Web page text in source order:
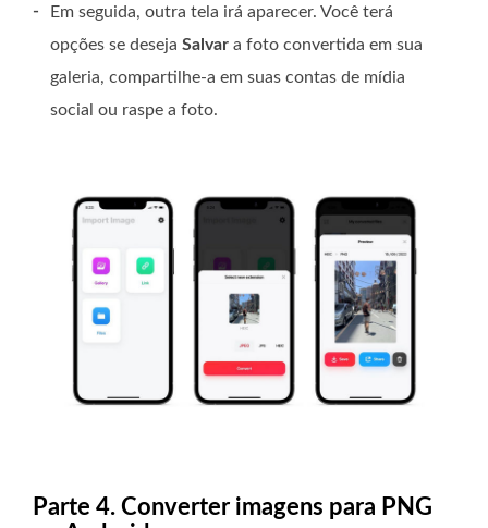
-
Em seguida, outra tela irá aparecer. Você terá
opções se deseja Salvar a foto convertida em sua
galeria, compartilhe-a em suas contas de mídia
social ou raspe a foto.
Parte 4. Converter imagens para PNG